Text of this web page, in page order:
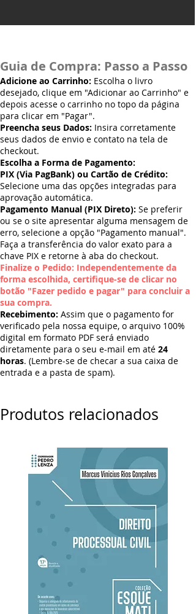
Guia de Compra: Passo a Passo
Adicione ao Carrinho: Escolha o livro
desejado, clique em "Adicionar ao Carrinho" e
depois acesse o carrinho no topo da página
para clicar em "Pagar".
Preencha seus Dados: Insira corretamente
seus dados de envio e contato na tela de
checkout.
Escolha a Forma de Pagamento:
PIX (Via PagBank) ou Cartão de Crédito:
Selecione uma das opções integradas para
aprovação automática.
Pagamento Manual (PIX Direto): Se preferir
ou se o site apresentar alguma mensagem de
erro, selecione a opção "Pagamento manual".
Faça a transferência do valor exato para a
chave PIX e retorne à aba do checkout.
Finalize o Pedido: Independentemente da
forma escolhida, certifique-se de clicar no
botão "Fazer pedido e pagar" para concluir a
sua compra.
Recebimento: Assim que o pagamento for
verificado pela nossa equipe, o arquivo 100%
digital em formato PDF será enviado
diretamente para o seu e-mail em até 24
horas. (Lembre-se de checar a sua caixa de
entrada e a pasta de spam).
Produtos relacionados